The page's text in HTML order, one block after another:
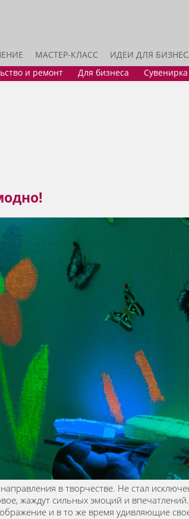
МАСТЕР-КЛАСС ИДЕИ ДЛЯ
и ремонт Для бизнеса Сувенирка
в творчестве. Не стал
жаждут сильных эмоций и
и в то же время удивляющие